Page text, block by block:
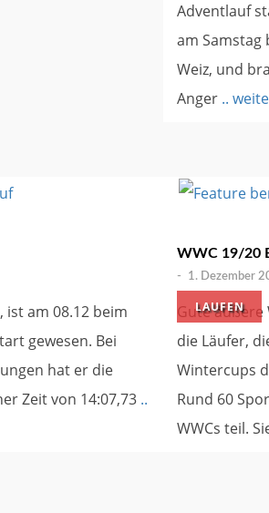
Adventlauf
am Samstag
Weiz, und
Anger ..
ist am 08.12 beim
gewesen. Bei
hat er die
Zeit von 14:07,73 ..
LAUFEN
WWC 19/20
- 1. Dezember
Gute
die Läufer,
Wintercups
Rund 60
WWCs teil.